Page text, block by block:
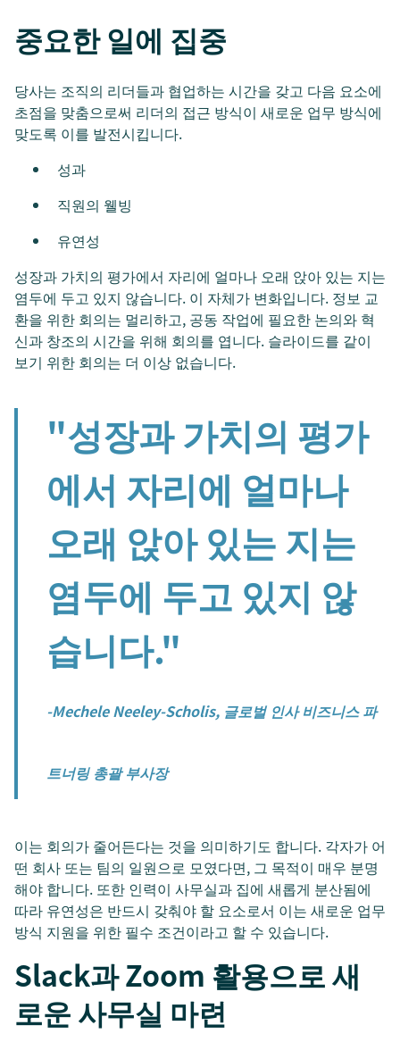
중요한 일에 집중
당사는 조직의 리더들과 협업하는 시간을 갖고 다음 요소에
초점을 맞춤으로써 리더의 접근 방식이 새로운 업무 방식에
맞도록 이를 발전시킵니다.
성과
직원의 웰빙
유연성
성장과 가치의 평가에서 자리에 얼마나 오래 앉아 있는 지는
염두에 두고 있지 않습니다. 이 자체가 변화입니다. 정보 교
환을 위한 회의는 멀리하고, 공동 작업에 필요한 논의와 혁
신과 창조의 시간을 위해 회의를 엽니다. 슬라이드를 같이
보기 위한 회의는 더 이상 없습니다.
"성장과 가치의 평가
에서 자리에 얼마나
오래 앉아 있는 지는
염두에 두고 있지 않
습니다."
-Mechele Neeley-Scholis, 글로벌 인사 비즈니스 파
트너링 총괄 부사장
이는 회의가 줄어든다는 것을 의미하기도 합니다. 각자가 어
떤 회사 또는 팀의 일원으로 모였다면, 그 목적이 매우 분명
해야 합니다. 또한 인력이 사무실과 집에 새롭게 분산됨에
따라 유연성은 반드시 갖춰야 할 요소로서 이는 새로운 업무
방식 지원을 위한 필수 조건이라고 할 수 있습니다.
Slack과 Zoom 활용으로 새
로운 사무실 마련